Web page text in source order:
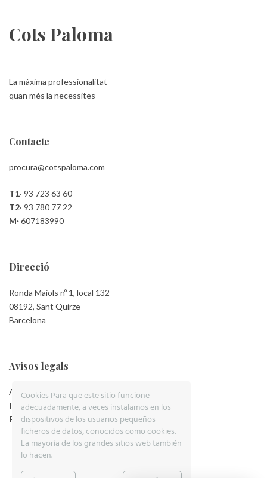
Cots Paloma
La màxima professionalitat
quan més la necessites
Contacte
procura@cotspaloma.com
T1· 93 723 63 60
T2· 93 780 77 22
M·607183990
Direcció
Ronda Maiols nº 1, local 132
08192, Sant Quirze
Barcelona
Avisos legals
Aviso Legal
Política de Privacidad
Política de Cookies
Cookies Para que este sitio funcione
adecuadamente, a veces instalamos en los
dispositivos de los usuarios pequeños
ficheros de datos, conocidos como cookies.
La mayoría de los grandes sitios web también
lo hacen.